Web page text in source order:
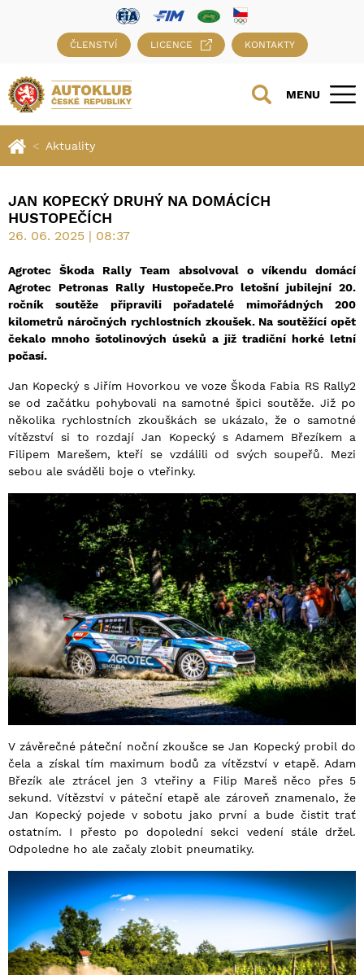
ČLENSTVÍ LICENCE KONTAKTY
MENU
Aktuality
JAN KOPECKÝ DRUHÝ NA DOMÁCÍCH
HUSTOPEČÍCH
26. 06. 2025 | 08:37
Agrotec Škoda Rally Team absolvoval o víkendu domácí
Agrotec Petronas Rally Hustopeče.Pro letošní jubilejní 20.
ročník soutěže připravili pořadatelé mimořádných 200
kilometrů náročných rychlostních zkoušek. Na soutěžící opět
čekalo mnoho šotolinových úseků a již tradiční horké letní
počasí.
Jan Kopecký s Jiřím Hovorkou ve voze Škoda Fabia RS Rally2
se od začátku pohybovali na samotné špici soutěže. Již po
několika rychlostních zkouškách se ukázalo, že o samotné
vítězství si to rozdají Jan Kopecký s Adamem Březíkem a
Filipem Marešem, kteří se vzdálili od svých soupeřů. Mezi
sebou ale sváděli boje o vteřinky.
V závěrečné páteční noční zkoušce se Jan Kopecký probil do
čela a získal tím maximum bodů za vítězství v etapě. Adam
Březík ale ztrácel jen 3 vteřiny a Filip Mareš něco přes 5
sekund. Vítězství v páteční etapě ale zároveň znamenalo, že
Jan Kopecký pojede v sobotu jako první a bude čistit trať
ostatním. I přesto po dopolední sekci vedení stále držel.
Odpoledne ho ale začaly zlobit pneumatiky.